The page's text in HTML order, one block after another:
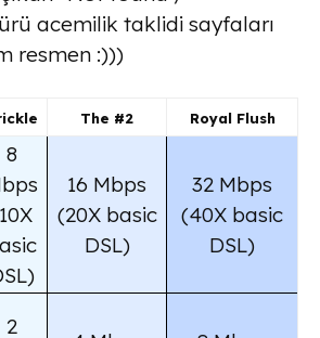
acemilik taklidi sayfaları
resmen :)))
The #2 Royal Flush
8
16 Mbps
(20X basic
DSL)
32 Mbps
(40X basic
DSL)
2